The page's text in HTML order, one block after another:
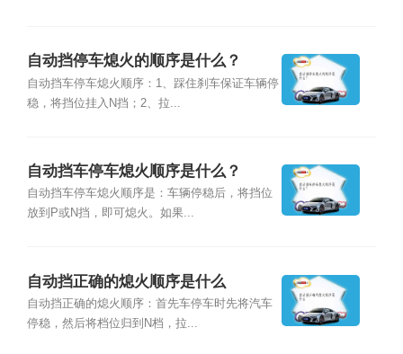
自动挡停车熄火的顺序是什么？
自动挡车停车熄火顺序：1、踩住刹车保证车辆停
稳，将挡位挂入N挡；2、拉...
自动挡车停车熄火顺序是什么？
自动挡车停车熄火顺序是：车辆停稳后，将挡位
放到P或N挡，即可熄火。如果...
自动挡正确的熄火顺序是什么
自动挡正确的熄火顺序：首先车停车时先将汽车
停稳，然后将档位归到N档，拉...